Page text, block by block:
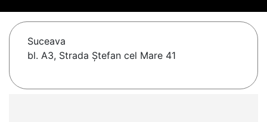
Suceava
bl. A3, Strada Ștefan cel Mare 41